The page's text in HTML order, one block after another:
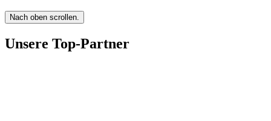
Nach oben scrollen.
Unsere Top-Partner